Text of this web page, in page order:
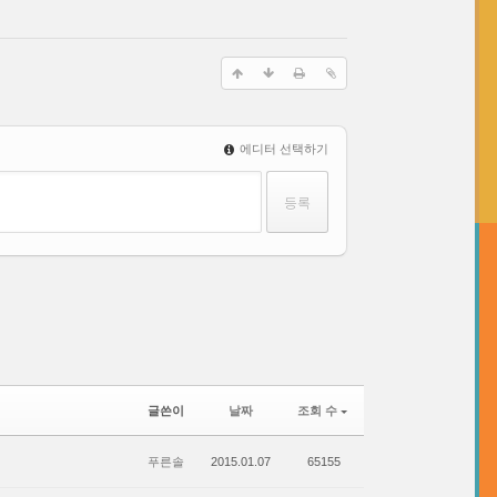
에디터 선택하기
글쓴이 날짜 조회 수
푸른솔 2015.01.07 65155